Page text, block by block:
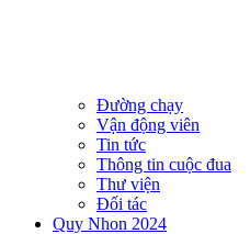
Đường chạy
Vận động viên
Tin tức
Thông tin cuộc đua
Thư viện
Đối tác
Quy Nhon 2024